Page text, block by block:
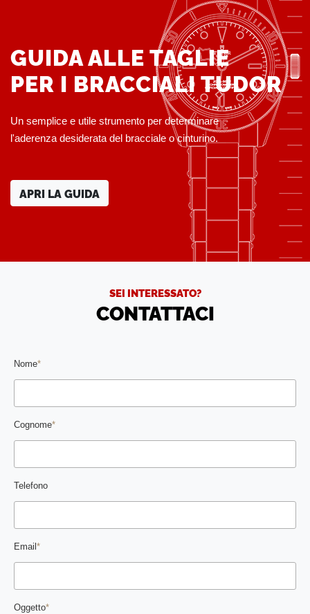
GUIDA ALLE TAGLIE
PER I BRACCIALI TUDOR
Un semplice e utile strumento per determinare
l'aderenza desiderata del bracciale o cinturino.
APRI LA GUIDA
SEI INTERESSATO?
CONTATTACI
Nome*
Cognome*
Telefono
Email*
Oggetto*